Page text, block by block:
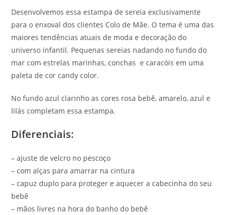
Desenvolvemos essa estampa de sereia exclusivamente
para o enxoval dos clientes Colo de Mãe. O tema é uma das
maiores tendências atuais de moda e decoração do
universo infantil. Pequenas sereias nadando no fundo do
mar com estrelas marinhas, conchas e caracóis em uma
paleta de cor candy color.
No fundo azul clarinho as cores rosa bebê, amarelo, azul e
lilás completam essa estampa.
Diferenciais:
– ajuste de velcro no pescoço
– com alças para amarrar na cintura
– capuz duplo para proteger e aquecer a cabecinha do seu
bebê
– mãos livres na hora do banho do bebê